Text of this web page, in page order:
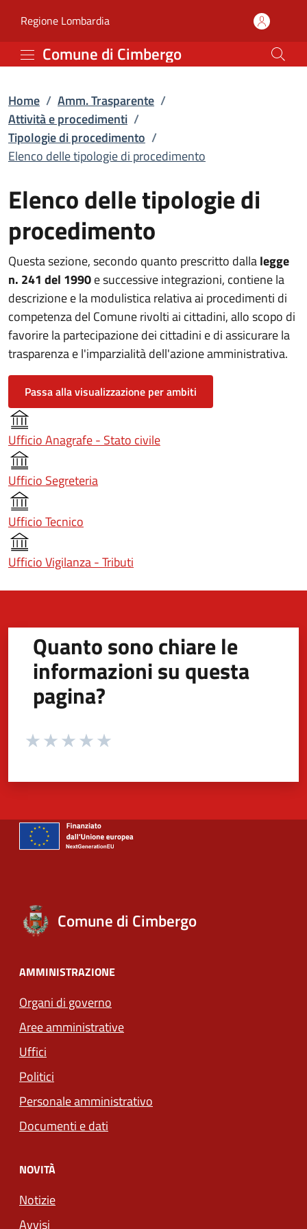
Elenco delle tipologie
Regione Lombardia(apre in un'altra scheda).
Comune di Cimbergo
Home / Amm. Trasparente /
Attività e procedimenti /
Tipologie di procedimento /
Elenco delle tipologie di procedimento
Elenco delle tipologie di
procedimento
Questa sezione, secondo quanto prescritto dallalegge
n. 241 del 1990e successive integrazioni, contiene la
descrizione e la modulistica relativa ai procedimenti di
competenza del Comune rivolti ai cittadini, allo scopo di
favorire la partecipazione dei cittadini e di assicurare la
trasparenza e l'imparzialità dell'azione amministrativa.
Passa alla visualizzazione per ambiti
Ufficio Anagrafe - Stato civile
Ufficio Segreteria
Ufficio Tecnico
Ufficio Vigilanza - Tributi
Quanto sono chiare le
informazioni su questa
pagina?
Valuta da 1 a 5 stelle la pagina
Comune di Cimbergo
AMMINISTRAZIONE
Organi di governo
Aree amministrative
Uffici
Politici
Personale amministrativo
Documenti e dati
NOVITÀ
Notizie
Avvisi